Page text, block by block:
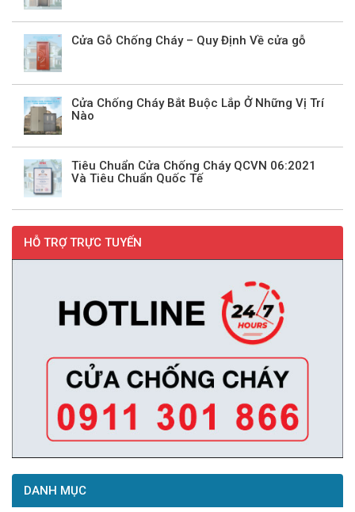
Cửa Gỗ Chống Cháy – Quy Định Về cửa gỗ
Cửa Chống Cháy Bắt Buộc Lắp Ở Những Vị Trí
Nào
Tiêu Chuẩn Cửa Chống Cháy QCVN 06:2021
Và Tiêu Chuẩn Quốc Tế
HỖ TRỢ TRỰC TUYẾN
DANH MỤC